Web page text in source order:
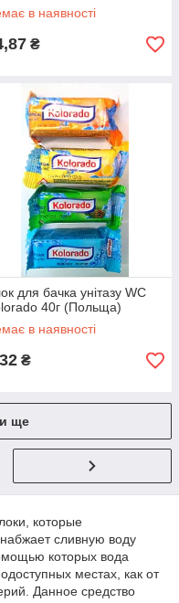
в наявності
₴
для бачка унітазу WC
40г (Польща)
в наявності
₴
ще
которые
сливную воду
которых вода
местах, как от
Данное средство